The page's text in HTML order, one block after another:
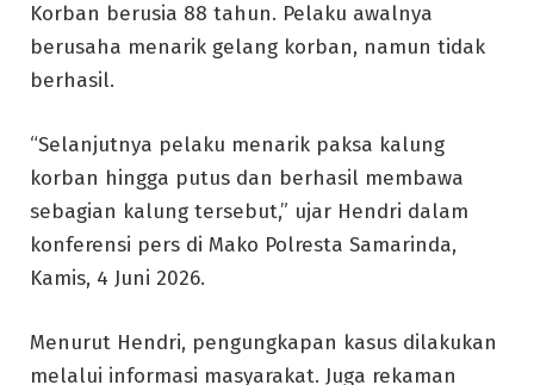
Korban berusia 88 tahun. Pelaku awalnya
berusaha menarik gelang korban, namun tidak
berhasil.
“Selanjutnya pelaku menarik paksa kalung
korban hingga putus dan berhasil membawa
sebagian kalung tersebut,” ujar Hendri dalam
konferensi pers di Mako Polresta Samarinda,
Kamis, 4 Juni 2026.
Menurut Hendri, pengungkapan kasus dilakukan
melalui informasi masyarakat. Juga rekaman